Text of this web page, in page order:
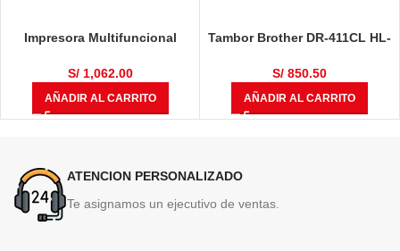
Impresora Multifuncional
S/1,062.00
AÑADIR AL CARRITO
Tambor Brother DR-411CL HL-
MULTIF, MFC-L8610CDW, MFC-
L8900CDW 50,000 Páginas
S/850.50
AÑADIR AL CARRITO
ATENCION PERSONALIZADO
Te asignamos un ejecutivo de ventas.